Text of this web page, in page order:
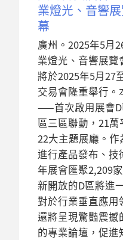
業燈光、音響
幕
廣州。2025年5月
業燈光、音響展覽
將於2025年5月27
交易會隆重舉行
——首次啟用展會D
區三區聯動，21
22大主題展廳。
進行產品發布、技
年展會匯聚2,209
新開放的D區將進
對於行業垂直應用
還將呈現驚豔震撼
的專業論壇，促進